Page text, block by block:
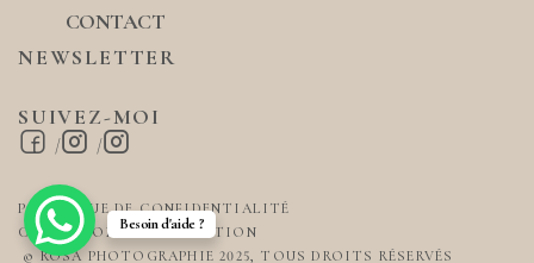
CONTACT
NEWSLETTER
SUIVEZ-MOI
/ /
POLITIQUE DE CONFIDENTIALITÉ
CONDITIONS D'UTILISATION
© ROSA PHOTOGRAPHIE 2025, TOUS DROITS RÉSERVÉS
Besoin d'aide ?